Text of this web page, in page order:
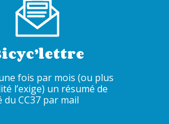
fois par mois (ou plus
l’exige) un résumé de
du CC37 par mail